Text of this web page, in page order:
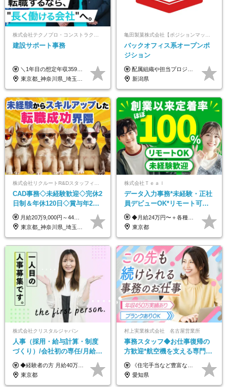
株式会社テクノプロ・コンストラクション
建設サポート事務
＼1年目の想定年収359万円～407万円／ 下記(1)～(3)のいずれかを、ご希望や適性を考慮したうえで決定します。 (1)月給23万1,000円＋賞与年2回（計2ヶ月分） (2)月給26万5,000円＋賞与なし （一律支給の業績手当6万6,200円を含む） (3)月給29万5,675円＋賞与なし （一律支給の業績手当6万6,200円＋固定残業手当15時間分／3万675円を含む※超過分は別途支給） ▼(3)の場合の入社時研修中の給与 月給26万5,000円＋賞与なし （一律支給の業績手当6万6,200円を含む） ※試用期間は2ヶ月間です。 期間中の給与・待遇に変更はありません。
東京都_神奈川県_埼玉県_千葉県_大阪府_愛知県_北海道_青森県_岩手県_宮城県_秋田県_山形県_福島県_茨城県_栃木県_群馬県_新潟県_山梨県_長野県_富山県_石川県_福井県_静岡県_岐阜県_三重県_兵庫県_京都府_滋賀県_奈良県_和歌山県_広島県_岡山県_鳥取県_島根県_山口県_徳島県_香川県_愛媛県_高知県_福岡県_熊本県_佐賀県_長崎県_大分県_宮崎県_鹿児島県_沖縄県
亀田製菓株式会社【ポジションマッチ登録】
バックオフィス系オープンポ
ジション
配属組織や担当プロジェクトにより異なります。 想定年収：450万円～1100万円 ※ご経験やスキルに応じて決定します。 ※上記想定年収はあくまでも目安の金額であり、 選考を通じて上下する可能性があります。
新潟県
CAD事務◇未経験歓迎◇完休2
日制＆年休120日◇賞与年2回
◇住宅手当制度・社員寮あ
り/j1
月給20万9,000円～44万円 ※試用期間6カ月あり（期間中の待遇に変更なし） ※経験・能力・前給を考慮の上、決定いたします ※時間外手当100％支給 ※派遣就業先が変更となる場合には、就業規則、労使協定等に基づき賃金が変更となる可能性があります
東京都_神奈川県_埼玉県_千葉県_大阪府_愛知県_青森県_岩手県_宮城県_秋田県_山形県_福島県_茨城県_栃木県_群馬県_山梨県_長野県_福井県_静岡県_岐阜県_三重県_兵庫県_京都府_滋賀県_奈良県_広島県_岡山県_山口県_香川県_福岡県_熊本県_佐賀県_長崎県_大分県_宮崎県_鹿児島県
株式会社Ｔｅａｌ
データ入力事務*未経験・正社
員デビューOK*リモート可能*
年間休日124日*面接1回*実働
7.5時間
◆月給24万円〜＋各種手当 ※残業代全額支給 ※試用期間6ヶ月（期間中も給与・待遇に変更なし）
東京都
株式会社クリスタルジャパン
人事（採用・給与計算・制度
づくり）/会社初の専任/月給40
万円～可/残業10h/土日祝休み/
年休120日以上
◆経験者の方 月給40万円～65万円＋賞与年2回 【給与イメージ】 人事経験5年程度：月給45万円～ ◆未経験の方 月給35万円～65万円＋賞与年2回 ※経験・スキルを考慮のうえ、優遇いたします。 ※試用期間は3ヶ月です。期間中の給与・待遇に変更はありません。 ※上記月給には、固定残業代（月45時間分／8.8万円～16.5万円）を含みます。 ※固定残業時間を超過した場合は、超過分を別途全額支給いたします。 【固定残業代について】 固定残業45時間分（88,000円～165,000円）を含む ※超過分は別途全額支給
東京都
村上実業株式会社 名古屋営業所
事務スタッフ◆お仕事復帰の
方歓迎*航空機を支える専門商
社*年収450万実績あり*車道駅
より徒歩4分*服装自由
《住宅手当など豊富な手当で月給＋α！》 ★年収450万円実績あり ★住宅手当 ★家族手当 月給22万円～＋賞与年2回＋業績賞与(※業績による／過去3か月分支給実績あり) ※経験・スキルを考慮の上、決定します ※残業代は全額支給します ※試用期間3ヶ月間あり（期間中の給与・待遇に差異はありません）
愛知県